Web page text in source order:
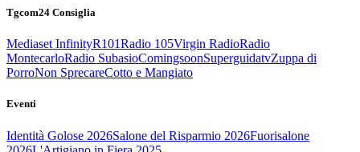
Tgcom24 Consiglia
Mediaset InfinityR101Radio 105Virgin RadioRadio
MontecarloRadio SubasioComingsoonSuperguidatvZuppa di
PorroNon SprecareCotto e Mangiato
Eventi
Identità Golose 2026Salone del Risparmio 2026Fuorisalone